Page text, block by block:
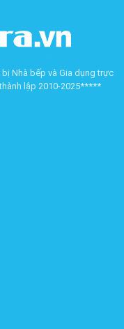
Nhà bếp và Gia dụng trực
lập 2010-2025*****